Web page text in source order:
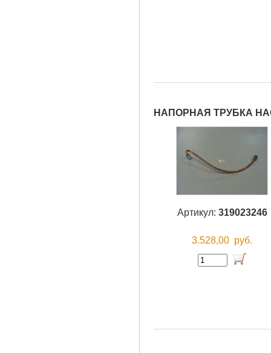
НАПОРНАЯ ТРУБКА
Артикул: 319023246
3.528,00 руб.